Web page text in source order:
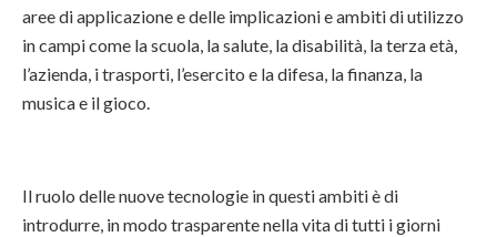
aree di applicazione e delle implicazioni e ambiti di utilizzo
in campi come la scuola, la salute, la disabilità, la terza età,
l’azienda, i trasporti, l’esercito e la difesa, la finanza, la
musica e il gioco.
Il ruolo delle nuove tecnologie in questi ambiti è di
introdurre, in modo trasparente nella vita di tutti i giorni